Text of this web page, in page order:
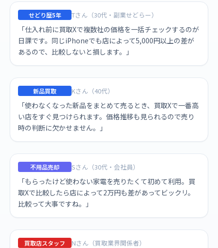
せどり歴5年 Tさん（30代・副業せどらー）
「仕入れ前に買取Xで複数社の価格を一括チェックするのが
日課です。同じiPhoneでも店によって5,000円以上の差が
あるので、比較しないと損します。」
新品買取 Kさん（40代）
「使わなくなった新品をまとめて売るとき、買取Xで一番高
い店をすぐ見つけられます。価格推移も見られるので売り
時の判断に欠かせません。」
不用品売却 Sさん（30代・会社員）
「もらったけど使わない家電を売りたくて初めて利用。買
取Xで比較したら店によって2万円も差があってビックリ。
比較って大事ですね。」
買取店スタッフ Nさん（買取業界関係者）